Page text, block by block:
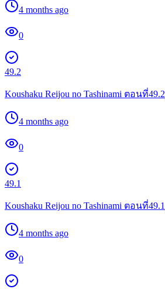
4 months ago
0
49.2
Koushaku Reijou no Tashinami ตอนที่49.2
4 months ago
0
49.1
Koushaku Reijou no Tashinami ตอนที่49.1
4 months ago
0